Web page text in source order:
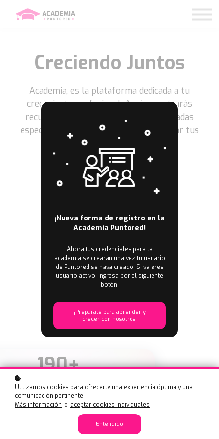
Creciendo Juntos
Academia, es la plataforma dedicada a tu
crecimiento profesional. Aquí encontrarás
recursos, cursos y herramientas diseñadas
específicamente para ayudarte a alcanzar tus
metas y potenciar tu negocio.
190+
¡Nueva forma de registro en la
Academia Puntored!
Ahora tus credenciales para la
academia se crearán una vez tu usuario
de Puntored se haya creado. Si ya eres
usuario activo, ingresa por el siguiente
botón.
¡Prepárate para aprender y
crecer con nosotros!
Utilizamos cookies para ofrecerle una experiencia óptima y una
comunicación pertinente.
Más información o aceptar cookies individuales .
¡Entendido!